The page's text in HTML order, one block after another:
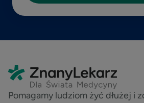
Pomagamy ludziom żyć dłużej i